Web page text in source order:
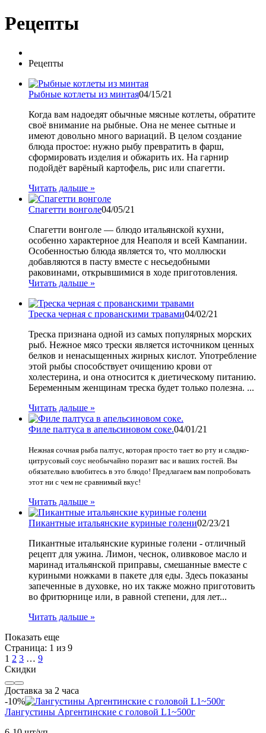
Рецепты
Рецепты
Рыбные котлеты из минтая04/15/21
Когда вам надоедят обычные мясные котлеты, обратите
своё внимание на рыбные. Она не менее сытные и
имеют довольно много вариаций. В целом создание
блюда простое: нужно рыбу превратить в фарш,
сформировать изделия и обжарить их. На гарнир
подойдёт варёный картофель, рис или спагетти.
Читать дальше »
Спагетти вонголе04/05/21
Спагетти вонголе — блюдо итальянской кухни,
особенно характерное для Неаполя и всей Кампании.
Особенностью блюда является то, что моллюски
добавляются в пасту вместе с несьедобными
раковинами, открывшимися в ходе приготовления.
Читать дальше »
Треска черная с прованскими травами04/02/21
Треска признана одной из самых популярных морских
рыб. Нежное мясо трески является источником ценных
белков и ненасыщенных жирных кислот. Употребление
этой рыбы способствует очищению крови от
холестерина, и она относится к диетическому питанию.
Беременным женщинам треска будет только полезна. ...
Читать дальше »
Филе палтуса в апельсиновом соке.04/01/21
Нежная сочная рыба палтус, которая просто тает во рту и сладко-
цитрусовый соус необычайно поразит вас и ваших гостей. Вы
обязательно влюбитесь в это блюдо! Предлагаем вам попробовать
этот ни с чем не сравнимый вкус!
Читать дальше »
Пикантные итальянские куриные голени02/23/21
Пикантные итальянские куриные голени - отличный
рецепт для ужина. Лимон, чеснок, оливковое масло и
маринад итальянской приправы, смешанные вместе с
куриными ножками в пакете для еды. Здесь показаны
запеченные в духовке, но их также можно приготовить
во фритюрнице или, в равной степени, для лет...
Читать дальше »
Показать еще
Страница: 1 из 9
1 2 3 … 9
Скидки
Доставка за 2 часа
-10%
Лангустины Аргентинские с головой L1~500г